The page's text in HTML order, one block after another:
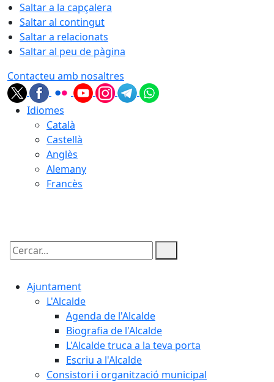
Saltar a la capçalera
Saltar al contingut
Saltar a relacionats
Saltar al peu de pàgina
Contacteu amb nosaltres
Idiomes
Català
Castellà
Anglès
Alemany
Francès
Cercar:
Ajuntament
L'Alcalde
Agenda de l'Alcalde
Biografia de l'Alcalde
L'Alcalde truca a la teva porta
Escriu a l'Alcalde
Consistori i organització municipal